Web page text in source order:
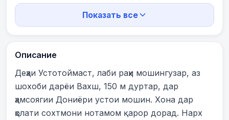
Показать все
Описание
Деҳаи Устотоймаст, лаби раҳи мошингузар, аз
шохоби дарёи Вахш, 150 м дуртар, дар
ҳамсоягии Дониёри устои мошин. Хона дар
ҳолати сохтмони нотамом қарор дорад. Нарх